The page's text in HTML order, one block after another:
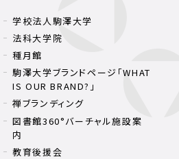
学校法人駒澤大学
法科大学院
種月館
駒澤大学ブランドページ「WHAT
IS OUR BRAND?」
禅ブランディング
図書館360°バーチャル施設案
内
教育後援会